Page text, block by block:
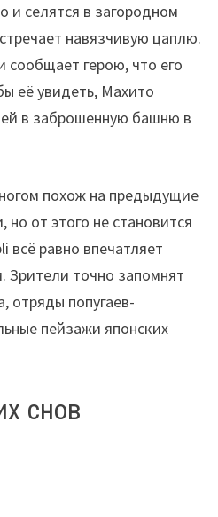
селятся в загородном
навязчивую цаплю.
сообщает герою, что его
её увидеть, Махито
в заброшенную башню в
похож на предыдущие
от этого не становится
всё равно впечатляет
Зрители точно запомнят
отряды попугаев-
пейзажи японских
снов